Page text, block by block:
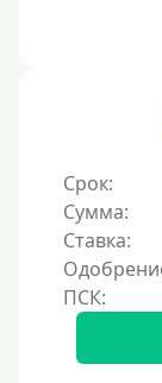
Срок:
Сумма:
Ставка: